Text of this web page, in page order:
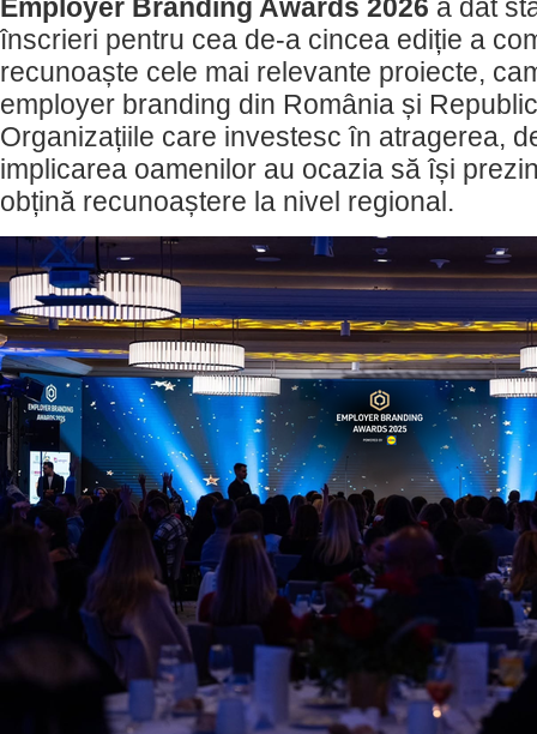
Employer Branding Awards 2026 a dat
înscrieri pentru cea de-a cincea ediție a
recunoaște cele mai relevante proiecte,
employer branding din România și
Organizațiile care investesc în atragerea,
implicarea oamenilor au ocazia să își
obțină recunoaștere la nivel regional.